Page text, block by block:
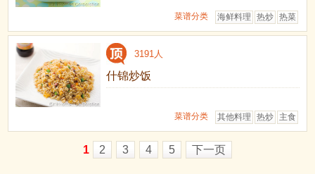
热菜
热炒
海鲜料理
菜谱分类
3191人
什锦炒饭
主食
热炒
其他料理
菜谱分类
1 2 3 4 5 下一页